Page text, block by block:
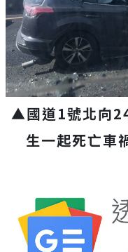
▲國道1號北向
生一起死亡車